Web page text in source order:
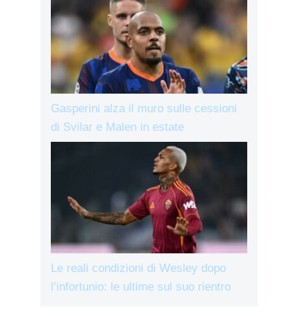
Gasperini alza il muro sulle cessioni
di Svilar e Malen in estate
Le reali condizioni di Wesley dopo
l’infortunio: le ultime sul suo rientro